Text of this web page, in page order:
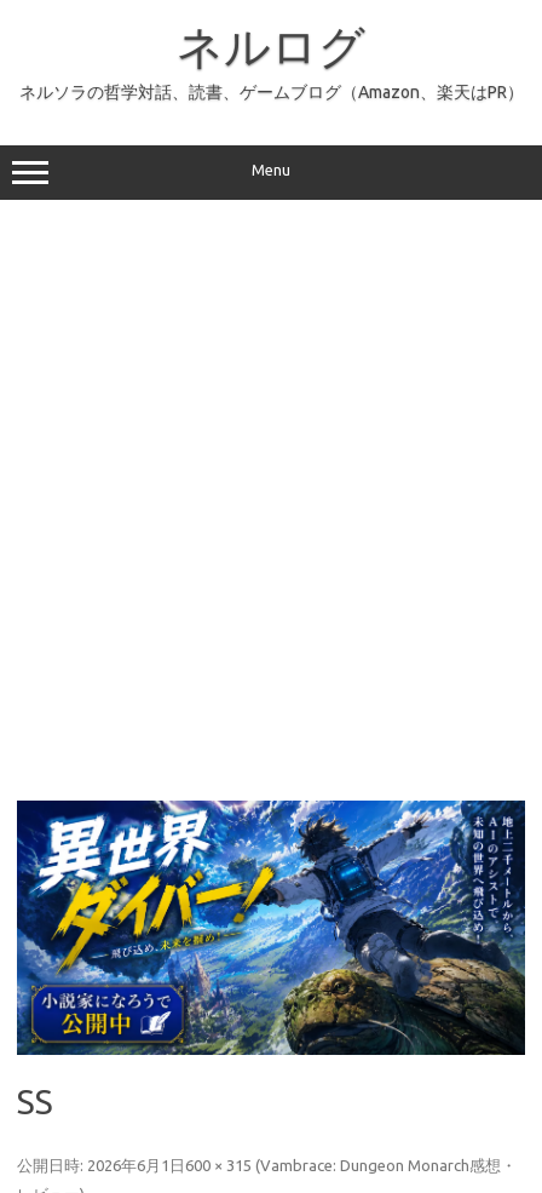
ッ
プ
ネルログ
ネルソラの哲学対話、読書、ゲームブログ（Amazon、楽天はPR）
Menu
SS
公開日時: 2026年6月1日 600 × 315 (Vambrace: Dungeon Monarch感想・